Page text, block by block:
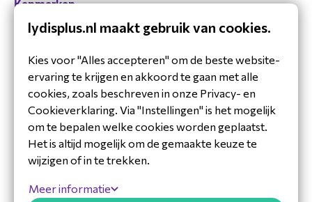
Kenmerken
Compatibiliteit
NETIO 4C
Materiaal behuizing
Metaal
Rackcapaciteit
1U
Montagebeugel
Logistieke gegevens
systeem (HS)
lydisplus.nl maakt gebruik van cookies.
Kies voor "Alles accepteren" om de beste website-
ervaring te krijgen en akkoord te gaan met alle
cookies, zoals beschreven in onze Privacy- en
Cookieverklaring. Via "Instellingen" is het mogelijk
om te bepalen welke cookies worden geplaatst.
Het is altijd mogelijk om de gemaakte keuze te
wijzigen of in te trekken.
Meer informatie